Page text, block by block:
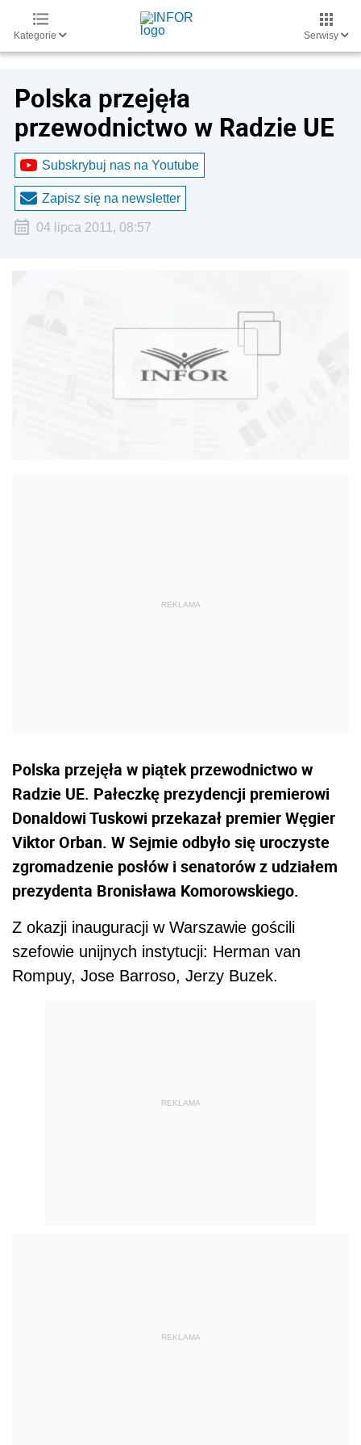
Kategorie Serwisy
Polska przejęła
przewodnictwo w Radzie UE
Subskrybuj nas na Youtube
Zapisz się na newsletter
04 lipca 2011, 08:57
Polska przejęła w piątek przewodnictwo w
Radzie UE. Pałeczkę prezydencji premierowi
Donaldowi Tuskowi przekazał premier Węgier
Viktor Orban. W Sejmie odbyło się uroczyste
zgromadzenie posłów i senatorów z udziałem
prezydenta Bronisława Komorowskiego.
Z okazji inauguracji w Warszawie gościli
szefowie unijnych instytucji: Herman van
Rompuy, Jose Barroso, Jerzy Buzek.
REKLAMA
REKLAMA